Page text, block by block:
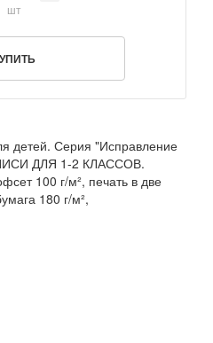
шт
детей. Серия "Исправление
ДЛЯ 1-2 КЛАССОВ.
100 г/м², печать в две
180 г/м²,